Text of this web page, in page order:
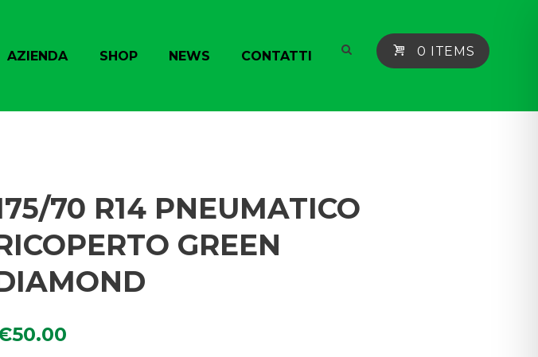
AZIENDA SHOP NEWS CONTATTI 0 ITEMS
70 R14 PNEUMATICO
GREEN
50.00